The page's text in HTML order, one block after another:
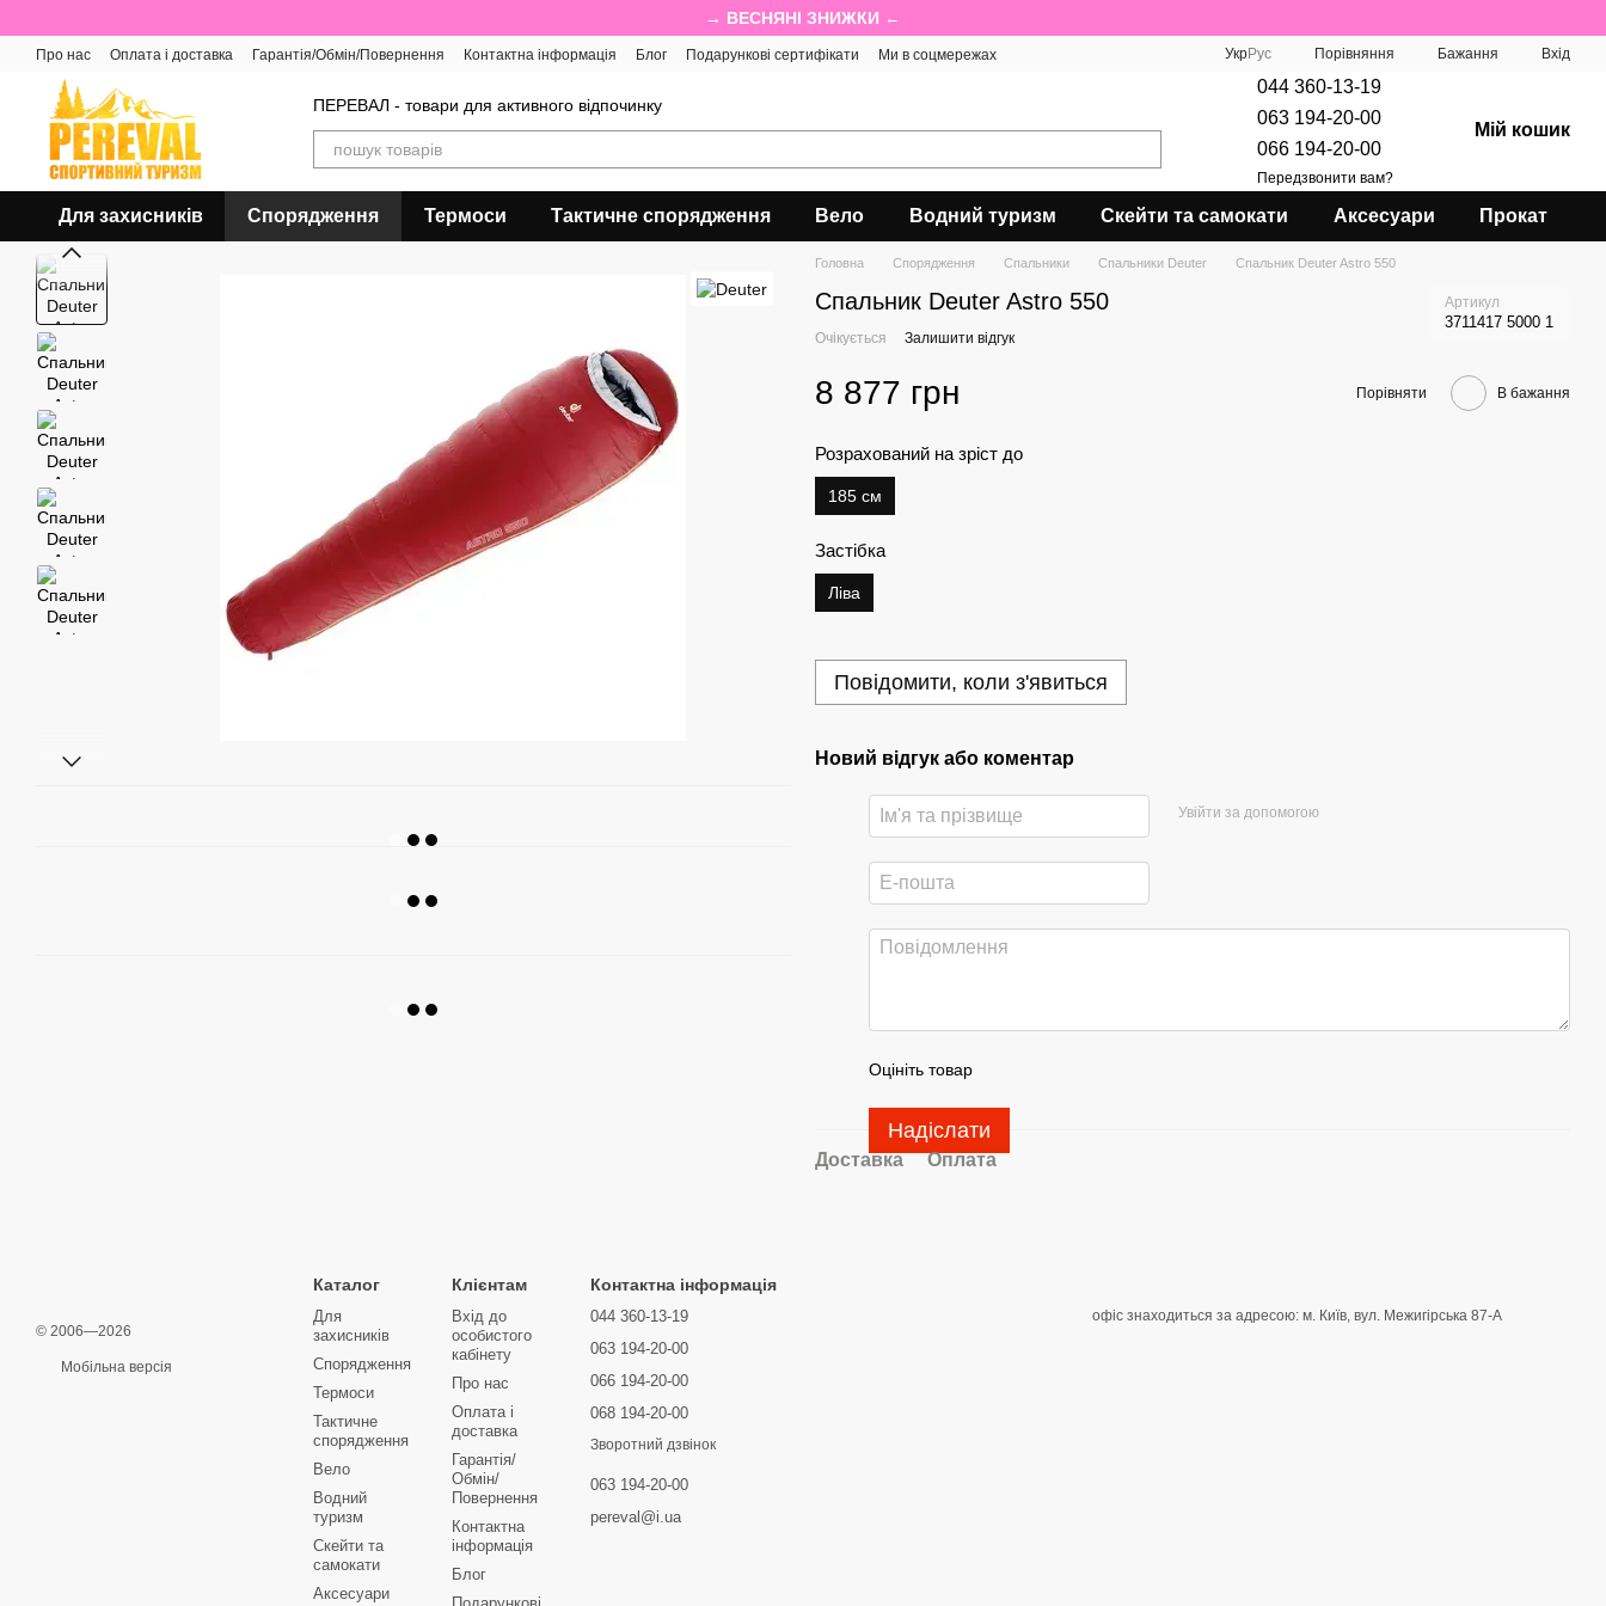
→ ВЕСНЯНІ ЗНИЖКИ ←
Про нас Оплата і доставка Гарантія/Обмін/Повернення Контактна інформація Блог Подарункові сертифікати
Ми в соцмережах
Відгуки про магазин
УкрРус Порівняння Бажання Вхід
ПЕРЕВАЛ - товари для активного відпочинку
044 360-13-19
063 194-20-00
066 194-20-00
Передзвонити вам?
Мій кошик
Для захисників Спорядження Термоси Тактичне спорядження Вело Водний туризм Скейти та самокати Аксесуари Прокат
Головна Спорядження Спальники Спальники Deuter Спальник Deuter Astro 550
Спальник Deuter Astro 550 Артикул
3711417 5000 1
Очікується Залишити відгук
8 877 грн Порівняти В бажання
Розрахований на зріст до
185 см
Застібка
Ліва
Повідомити, коли з'явиться
Новий відгук або коментар
Увійти за допомогою
Оцініть товар
Надіслати
Доставка Оплата
© 2006—2026
Мобільна версія
Каталог
Для
захисників
Спорядження
Термоси
Тактичне
спорядження
Вело
Водний
туризм
Скейти та
самокати
Аксесуари
Клієнтам
Вхід до
особистого
кабінету
Про нас
Оплата і
доставка
Гарантія/
Обмін/
Повернення
Контактна
інформація
Блог
Контактна інформація
044 360-13-19
063 194-20-00
066 194-20-00
068 194-20-00
Зворотний дзвінок
063 194-20-00
pereval@i.ua
офіс знаходиться за адресою: м. Київ, вул. Межигірська 87-А